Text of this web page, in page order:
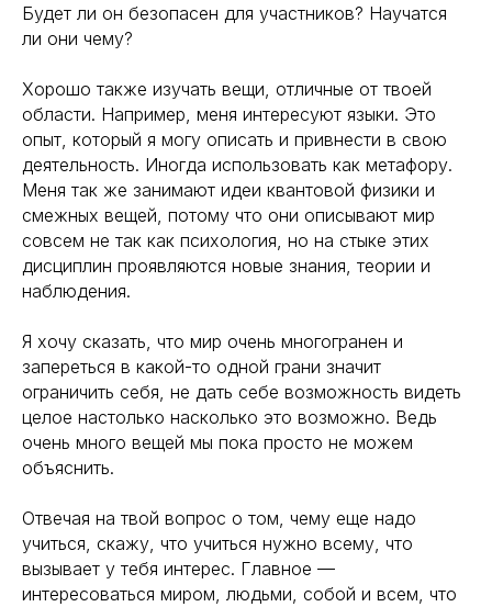
Будет ли он безопасен для участников? Научатся
ли они чему?
Хорошо также изучать вещи, отличные от твоей
области. Например, меня интересуют языки. Это
опыт, который я могу описать и привнести в свою
деятельность. Иногда использовать как метафору.
Меня так же занимают идеи квантовой физики и
смежных вещей, потому что они описывают мир
совсем не так как психология, но на стыке этих
дисциплин проявляются новые знания, теории и
наблюдения.
Я хочу сказать, что мир очень многогранен и
запереться в какой-то одной грани значит
ограничить себя, не дать себе возможность видеть
целое настолько насколько это возможно. Ведь
очень много вещей мы пока просто не можем
объяснить.
Отвечая на твой вопрос о том, чему еще надо
учиться, скажу, что учиться нужно всему, что
вызывает у тебя интерес. Главное —
интересоваться миром, людьми, собой и всем, что